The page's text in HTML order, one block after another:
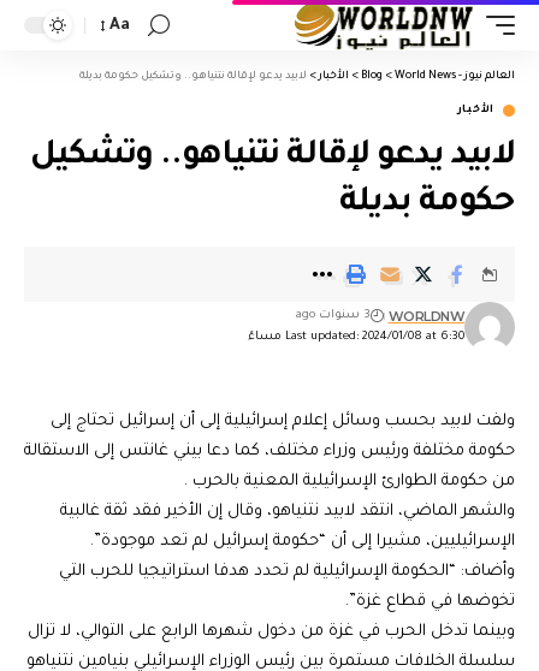
Aa
العالم نيوز - World News >
Blog
> الأخبار > لابيد يدعو لإقالة نتنياهو.. وتشكيل حكومة بديلة
الأخبار
لابيد يدعو لإقالة نتنياهو.. وتشكيل
حكومة بديلة
Last updated: 2024/01/08 at 6:30 مساءً
WORLDNW 3 سنوات ago
ولفت لابيد بحسب وسائل إعلام إسرائيلية إلى أن إسرائيل تحتاج إلى
حكومة مختلفة ورئيس وزراء مختلف، كما دعا بيني غانتس إلى الاستقالة
من حكومة الطوارئ الإسرائيلية المعنية بالحرب .
والشهر الماضي، انتقد لابيد نتنياهو، وقال إن الأخير فقد ثقة غالبية
الإسرائيليين، مشيرا إلى أن “حكومة إسرائيل لم تعد موجودة”.
وأضاف: “الحكومة الإسرائيلية لم تحدد هدفا استراتيجيا للحرب التي
تخوضها في قطاع غزة”.
وبينما تدخل الحرب في غزة من دخول شهرها الرابع على التوالي، لا تزال
سلسلة الخلافات مستمرة بين رئيس الوزراء الإسرائيلي بنيامين نتنياهو